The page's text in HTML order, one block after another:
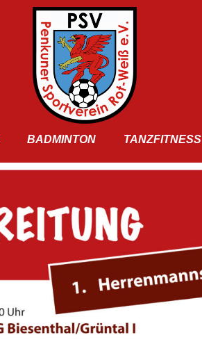
BADMINTON TANZFITNESS